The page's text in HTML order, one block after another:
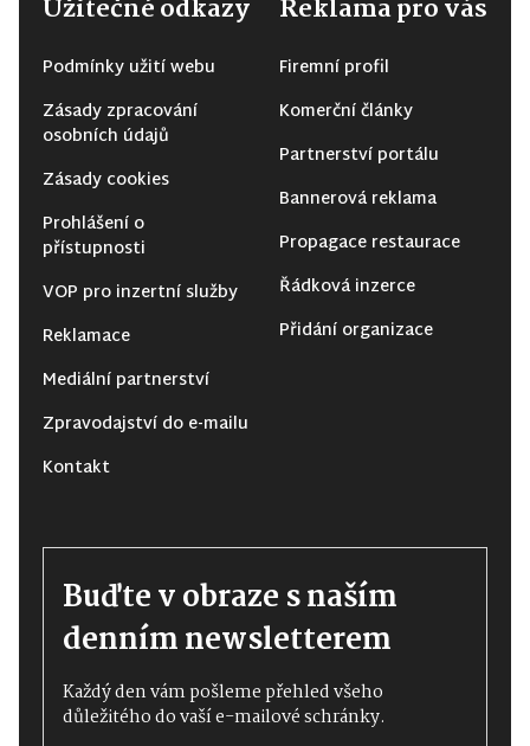
Užitečné odkazy
Podmínky užití webu
Zásady zpracování
osobních údajů
Zásady cookies
Prohlášení o
přístupnosti
VOP pro inzertní služby
Reklamace
Mediální partnerství
Zpravodajství do e-mailu
Kontakt
Reklama pro vás
Firemní profil
Komerční články
Partnerství portálu
Bannerová reklama
Propagace restaurace
Řádková inzerce
Přidání organizace
Buďte v obraze s naším
denním newsletterem
Každý den vám pošleme přehled všeho
důležitého do vaší e-mailové schránky.